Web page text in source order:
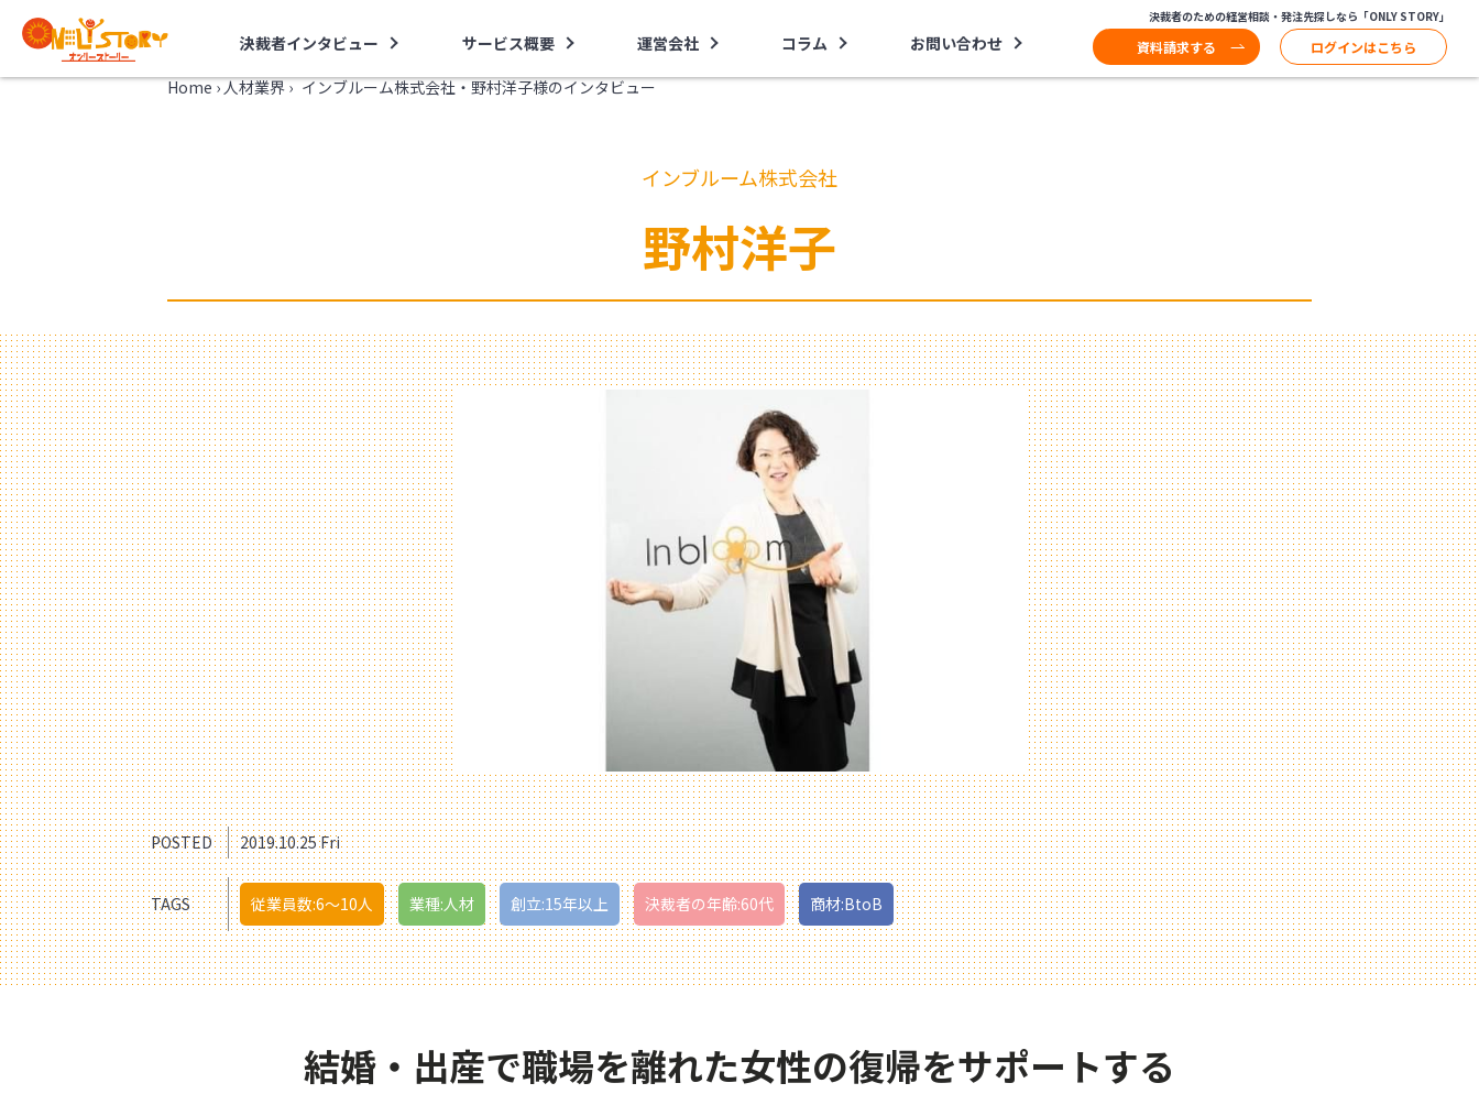
決裁者インタビュー サービス概要 運営会社 コラム お問い合わせ
決裁者のための経営相談・発注先探しなら「ONLY STORY」
資料請求する ログインはこちら
Home › 人材業界 › インブルーム株式会社・野村洋子様のインタビュー
インブルーム株式会社
野村洋子
POSTED 2019.10.25 Fri
TAGS 従業員数:6～10人 業種:人材 創立:15年以上 決裁者の年齢:60代 商材:BtoB
結婚・出産で職場を離れた女性の復帰をサポートする